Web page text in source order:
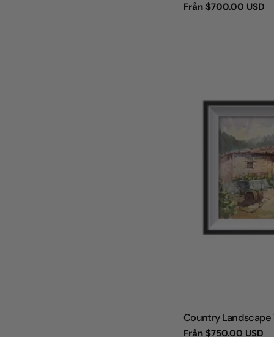
Vanligt
Från $700.00 USD
TYP:
Country
Vanligt
Från $750.00 USD